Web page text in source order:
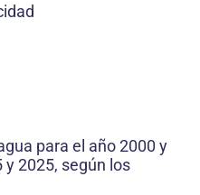
para el año 2000 y
y 2025, según los